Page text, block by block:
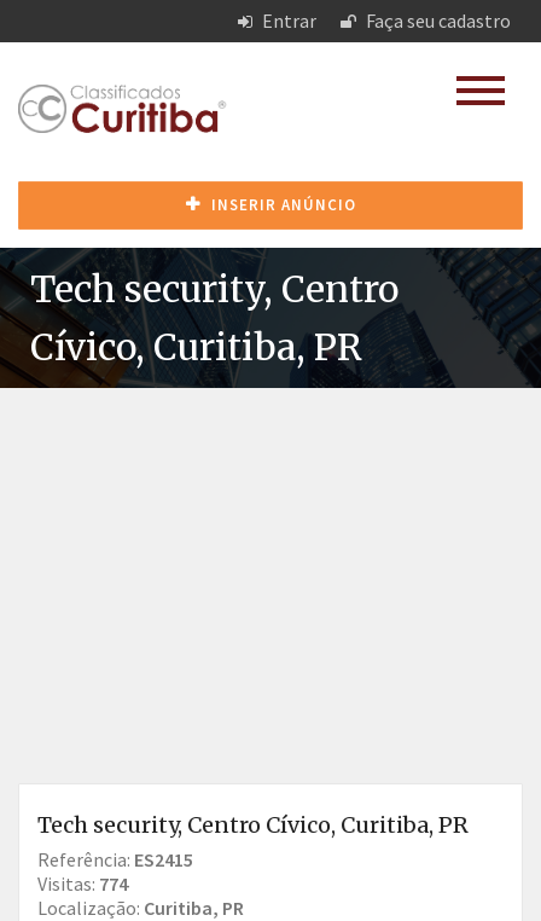
Entrar Faça seu cadastro
INSERIR ANÚNCIO
Tech security, Centro
Cívico, Curitiba, PR
Tech security, Centro Cívico, Curitiba, PR
Referência: ES2415
Visitas: 774
Localização: Curitiba, PR